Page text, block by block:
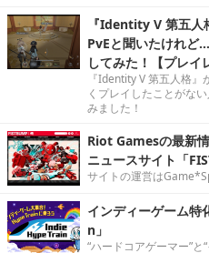
『Identity V 第五人
PvEと聞いたけれど
してみた！【プレイ
『Identity V 第五人格
くプレイしたことがな
みました！
Riot Gamesの最新
ニュースサイト「
サイトの運営は
インディーゲーム
n」
“ハードコアゲーマー”